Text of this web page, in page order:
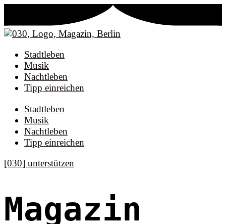
Stadtleben
Musik
Nachtleben
Tipp einreichen
Stadtleben
Musik
Nachtleben
Tipp einreichen
[030] unterstützen
Magazin